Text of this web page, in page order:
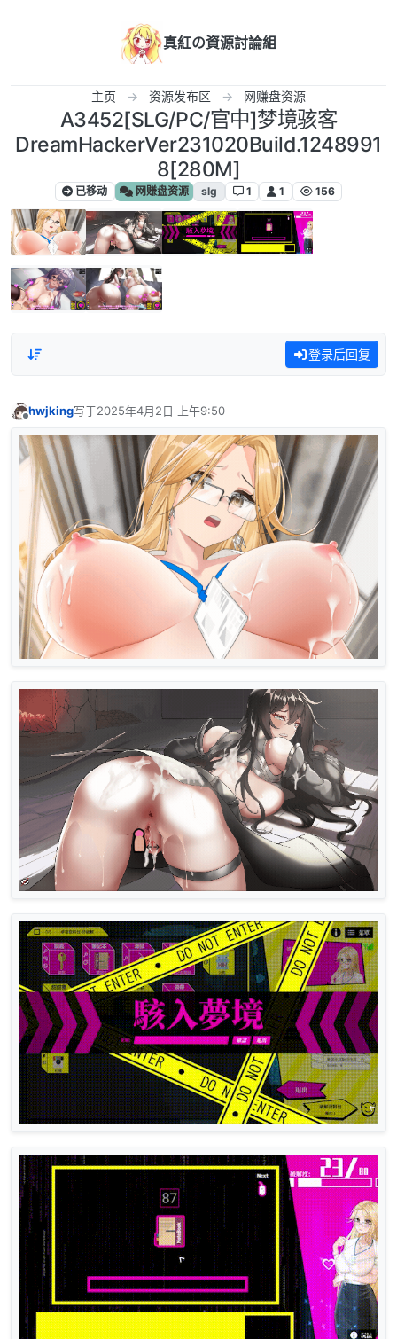
真紅の資源討論組
主页 资源发布区 网赚盘资源
A3452[SLG/PC/官中]梦境骇客
DreamHackerVer231020Build.1248991
8[280M]
已移动 网赚盘资源 slg 1 1 156
登录后回复
hwjking写于2025年4月2日 上午9:50
最后由 编辑